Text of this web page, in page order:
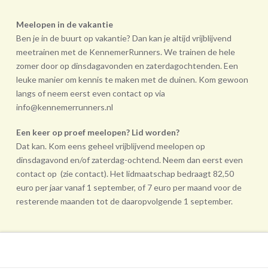
Meelopen in de vakantie
Ben je in de buurt op vakantie? Dan kan je altijd vrijblijvend
meetrainen met de KennemerRunners. We trainen de hele
zomer door op dinsdagavonden en zaterdagochtenden. Een
leuke manier om kennis te maken met de duinen. Kom gewoon
langs of neem eerst even contact op via
info@kennemerrunners.nl
Een keer op proef meelopen? Lid worden?
Dat kan. Kom eens geheel vrij­blijvend meelopen op
dinsdagavond en/of zaterdag-ochtend. Neem dan eerst even
contact op (zie contact). Het lidmaatschap bedraagt 82,50
euro per jaar vanaf 1 september, of 7 euro per maand voor de
resterende maanden tot de daarop­volgende 1 september.